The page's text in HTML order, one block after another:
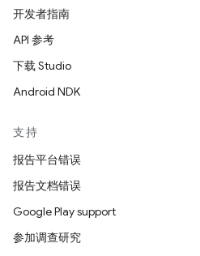
开发者指南
API 参考
下载 Studio
Android NDK
支持
报告平台错误
报告文档错误
Google Play support
参加调查研究